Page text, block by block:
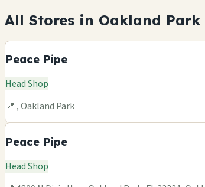
All Stores in Oakland Park
Peace Pipe
Head Shop
📍 , Oakland Park
Peace Pipe
Head Shop